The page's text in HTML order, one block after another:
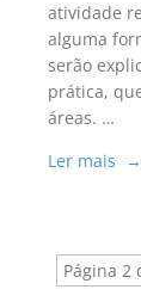
atividade
alguma
serão
prática,
áreas. …
Ler mais →
Página 2